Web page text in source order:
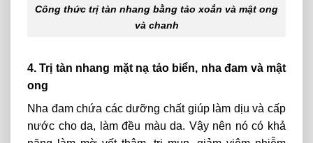
Công thức trị tàn nhang bằng tảo xoắn và mật ong
và chanh
4. Trị tàn nhang mặt nạ tảo biển, nha đam và mật
ong
Nha đam chứa các dưỡng chất giúp làm dịu và cấp
nước cho da, làm đều màu da. Vậy nên nó có khả